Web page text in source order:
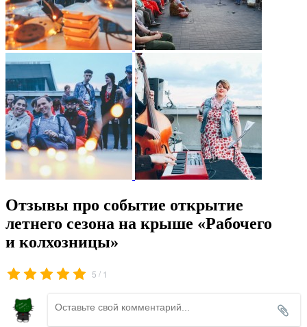
Отзывы про событие открытие
летнего сезона на крыше «Рабочего
и колхозницы»
5 / 1